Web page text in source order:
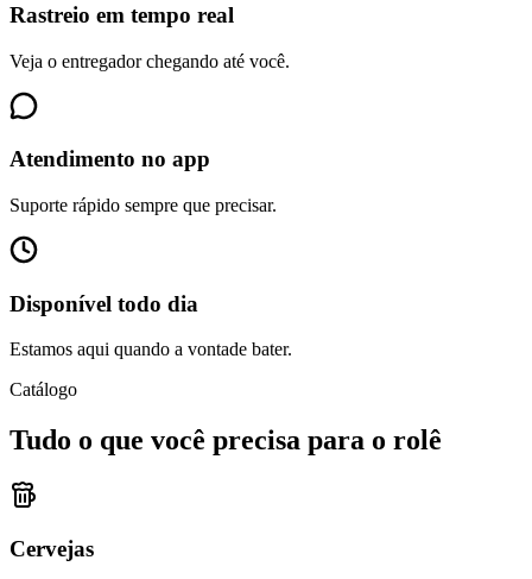
Rastreio em tempo real
Veja o entregador chegando até você.
Atendimento no app
Suporte rápido sempre que precisar.
Disponível todo dia
Estamos aqui quando a vontade bater.
Catálogo
Tudo o que você precisa para o rolê
Cervejas